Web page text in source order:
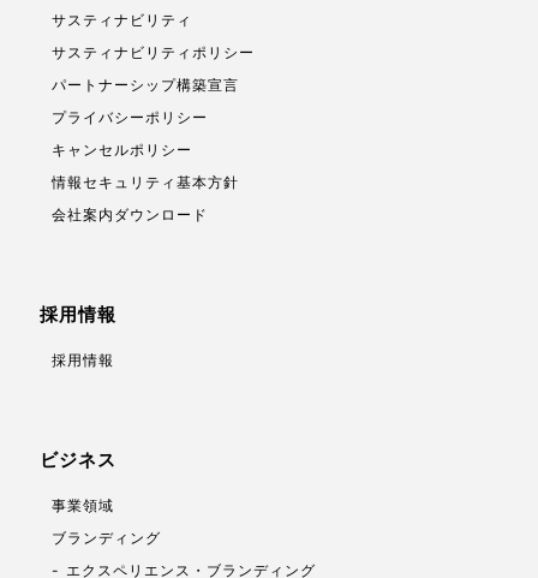
サスティナビリティ
サスティナビリティポリシー
パートナーシップ構築宣言
プライバシーポリシー
キャンセルポリシー
情報セキュリティ基本方針
会社案内ダウンロード
採用情報
採用情報
ビジネス
事業領域
ブランディング
エクスペリエンス・ブランディング